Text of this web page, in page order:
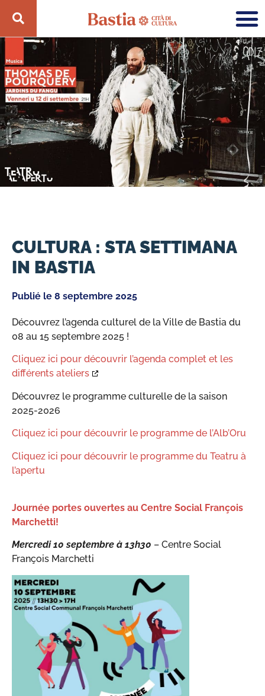
CULTURA : STA SETTIMANA
IN BASTIA
Publié le 8 septembre 2025
Découvrez l’agenda culturel de la Ville de Bastia du
08 au 15 septembre 2025 !
Cliquez ici pour découvrir l’agenda complet et les
différents ateliers
Découvrez le programme culturelle de la saison
2025-2026
Cliquez ici pour découvrir le programme de l’Alb’Oru
Cliquez ici pour découvrir le programme du Teatru à
l’apertu
Journée portes ouvertes au Centre Social François
Marchetti!
Mercredi 10 septembre à 13h30 – Centre Social
François Marchetti